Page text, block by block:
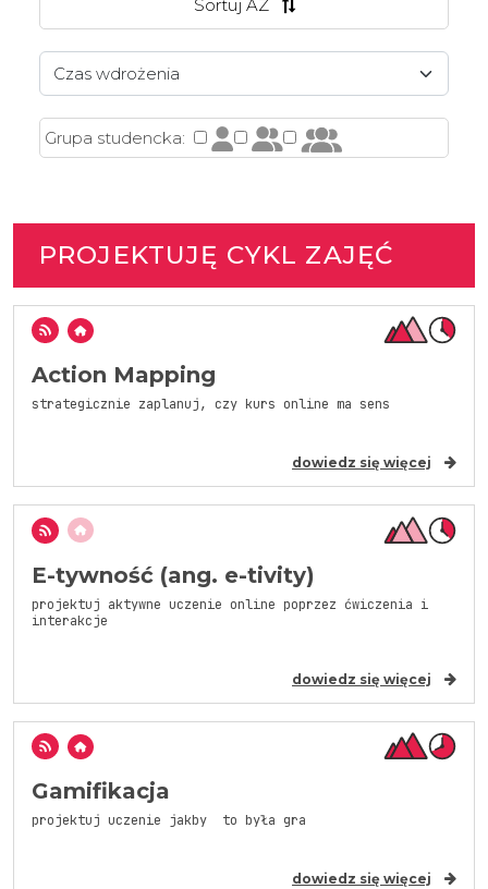
Sortuj AZ
Grupa studencka:
PROJEKTUJĘ CYKL ZAJĘĆ
Action Mapping
strategicznie zaplanuj, czy kurs online ma sens
dowiedz się więcej
E-tywność (ang. e-tivity)
projektuj aktywne uczenie online poprzez ćwiczenia i
interakcje
dowiedz się więcej
Gamifikacja
projektuj uczenie jakby to była gra
dowiedz się więcej